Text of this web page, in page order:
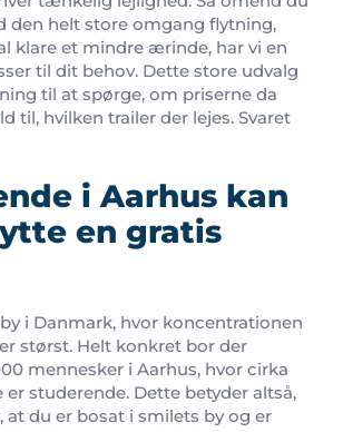
den helt store omgang flytning,
klare et mindre ærinde, har vi en
til dit behov. Dette store udvalg
til at spørge, om priserne da
til, hvilken trailer der lejes. Svaret
i Aarhus kan
en gratis
i Danmark, hvor koncentrationen
størst. Helt konkret bor der
mennesker i Aarhus, hvor cirka
er studerende. Dette betyder altså,
at du er bosat i smilets by og er